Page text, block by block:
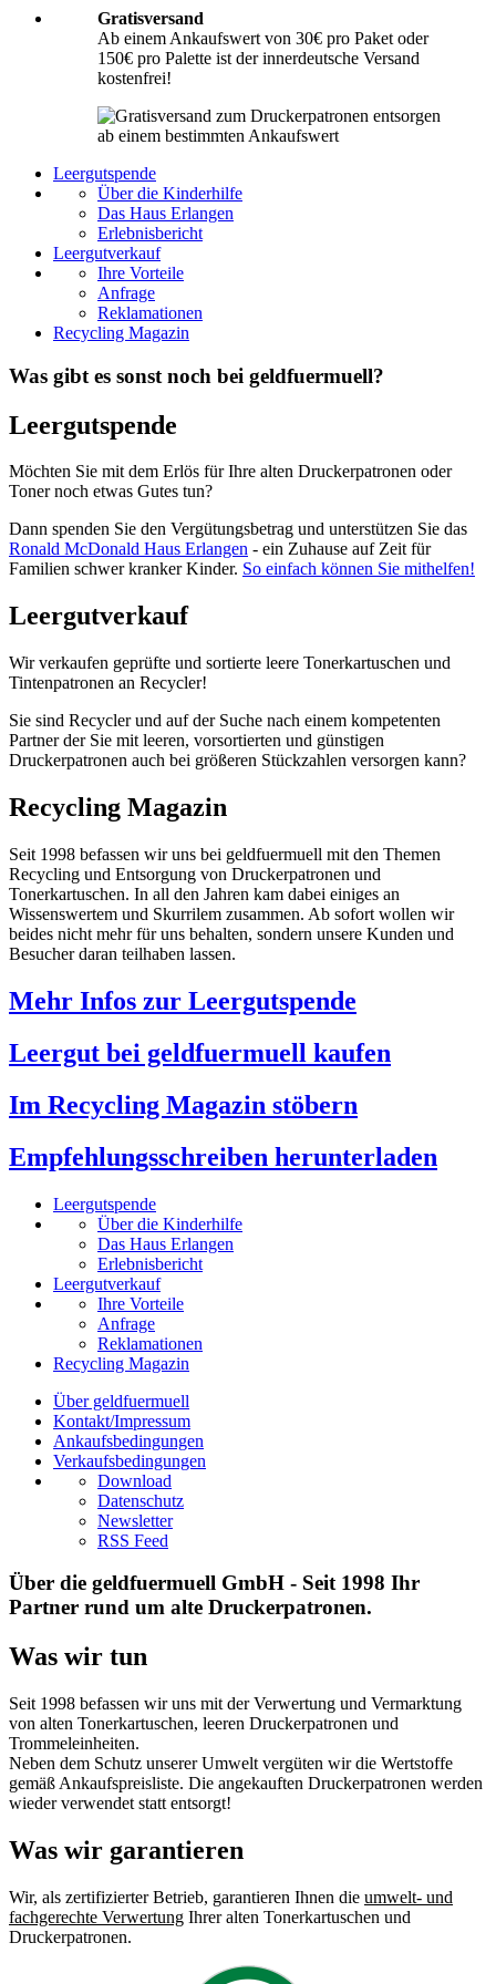
Gratisversand
Ab einem Ankaufswert von 30€ pro Paket oder
150€ pro Palette ist der innerdeutsche Versand
kostenfrei!
Leergutspende
Über die Kinderhilfe
Das Haus Erlangen
Erlebnisbericht
Leergutverkauf
Ihre Vorteile
Anfrage
Reklamationen
Recycling Magazin
Was gibt es sonst noch bei geldfuermuell?
Leergutspende
Möchten Sie mit dem Erlös für Ihre alten Druckerpatronen oder
Toner noch etwas Gutes tun?
Dann spenden Sie den Vergütungsbetrag und unterstützen Sie das
Ronald McDonald Haus Erlangen - ein Zuhause auf Zeit für
Familien schwer kranker Kinder. So einfach können Sie mithelfen!
Leergutverkauf
Wir verkaufen geprüfte und sortierte leere Tonerkartuschen und
Tintenpatronen an Recycler!
Sie sind Recycler und auf der Suche nach einem kompetenten
Partner der Sie mit leeren, vorsortierten und günstigen
Druckerpatronen auch bei größeren Stückzahlen versorgen kann?
Recycling Magazin
Seit 1998 befassen wir uns bei geldfuermuell mit den Themen
Recycling und Entsorgung von Druckerpatronen und
Tonerkartuschen. In all den Jahren kam dabei einiges an
Wissenswertem und Skurrilem zusammen. Ab sofort wollen wir
beides nicht mehr für uns behalten, sondern unsere Kunden und
Besucher daran teilhaben lassen.
Mehr Infos zur Leergutspende
Leergut bei geldfuermuell kaufen
Im Recycling Magazin stöbern
Empfehlungsschreiben herunterladen
Leergutspende
Über die Kinderhilfe
Das Haus Erlangen
Erlebnisbericht
Leergutverkauf
Ihre Vorteile
Anfrage
Reklamationen
Recycling Magazin
Über geldfuermuell
Kontakt/Impressum
Ankaufsbedingungen
Verkaufsbedingungen
Download
Datenschutz
Newsletter
RSS Feed
Über die geldfuermuell GmbH - Seit 1998 Ihr
Partner rund um alte Druckerpatronen.
Was wir tun
Seit 1998 befassen wir uns mit der Verwertung und Vermarktung
von alten Tonerkartuschen, leeren Druckerpatronen und
Trommeleinheiten.
Neben dem Schutz unserer Umwelt vergüten wir die Wertstoffe
gemäß Ankaufspreisliste. Die angekauften Druckerpatronen werden
wieder verwendet statt entsorgt!
Was wir garantieren
Wir, als zertifizierter Betrieb, garantieren Ihnen die umwelt- und
fachgerechte Verwertung Ihrer alten Tonerkartuschen und
Druckerpatronen.